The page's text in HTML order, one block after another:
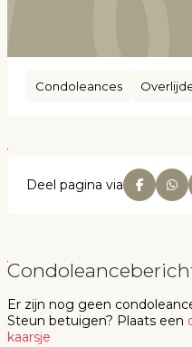
Condoleances
Deel pagina via
Er zijn nog geen
Steun betuigen? Plaats een
kaarsje